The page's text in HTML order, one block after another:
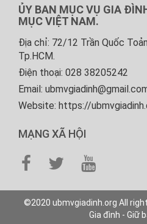
ỦY BAN MỤC VỤ GIA
MỤC VIỆT NAM.
Địa chỉ: 72/12 Trần Quốc
Tp.HCM.
Điện thoại: 028 38205242
Email:
Website: https://
MẠNG XÃ HỘI
©2020 ubmvgiadinh.org All
Gia đình - Giữ